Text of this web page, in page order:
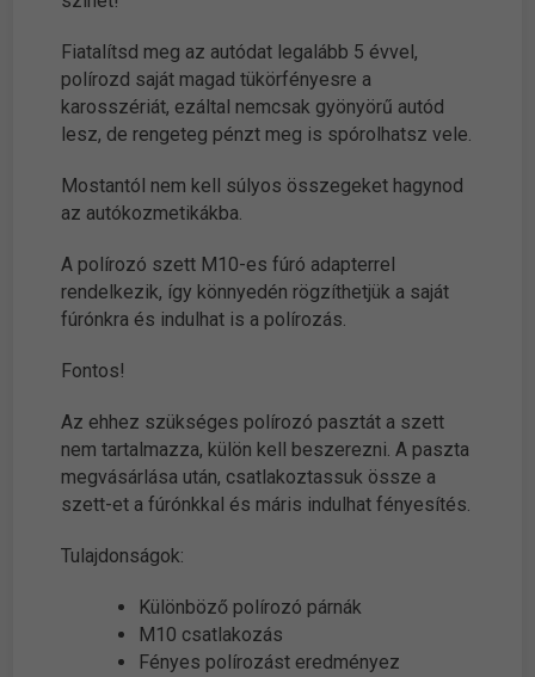
Fiatalítsd meg az autódat legalább 5 évvel,
polírozd saját magad tükörfényesre a
karosszériát, ezáltal nemcsak gyönyörű autód
lesz, de rengeteg pénzt meg is spórolhatsz vele.
Mostantól nem kell súlyos összegeket hagynod
az autókozmetikákba.
A polírozó szett M10-es fúró adapterrel
rendelkezik, így könnyedén rögzíthetjük a saját
fúrónkra és indulhat is a polírozás.
Fontos!
Az ehhez szükséges polírozó pasztát a szett
nem tartalmazza, külön kell beszerezni. A paszta
megvásárlása után, csatlakoztassuk össze a
szett-et a fúrónkkal és máris indulhat fényesítés.
Tulajdonságok:
Különböző polírozó párnák
M10 csatlakozás
Fényes polírozást eredményez